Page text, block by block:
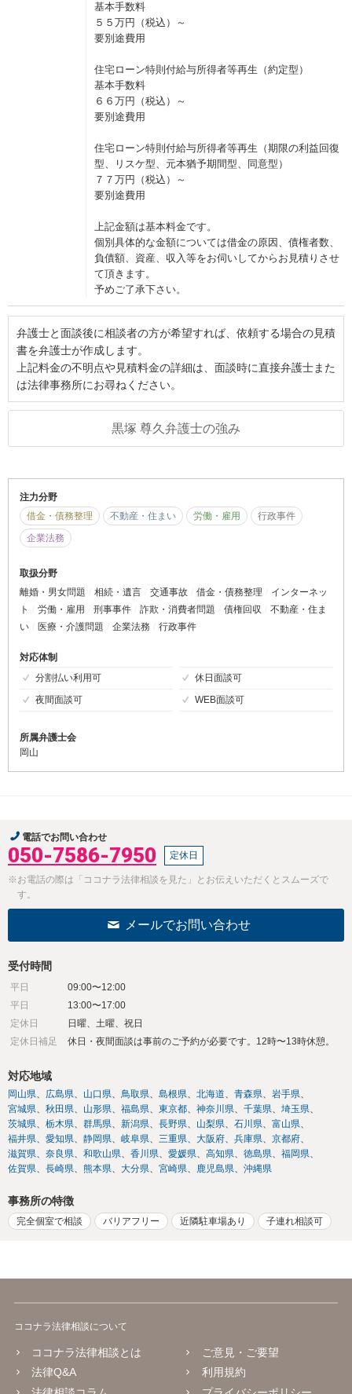
基本手数料
５５万円（税込）～
要別途費用
住宅ローン特則付給与所得者等再生（約定型）
基本手数料
６６万円（税込）～
要別途費用
住宅ローン特則付給与所得者等再生（期限の利益回復
型、リスケ型、元本猶予期間型、同意型）
７７万円（税込）～
要別途費用
上記金額は基本料金です。
個別具体的な金額については借金の原因、債権者数、
負債額、資産、収入等をお伺いしてからお見積りさせ
て頂きます。
予めご了承下さい。
弁護士と面談後に相談者の方が希望すれば、依頼する場合の見積
書を弁護士が作成します。
上記料金の不明点や見積料金の詳細は、面談時に直接弁護士また
は法律事務所にお尋ねください。
黒塚 尊久弁護士の強み
注力分野
借金・債務整理
不動産・住まい 労働・雇用
行政事件
企業法務
取扱分野
離婚・男女問題
相続・遺言 交通事故 借金・債務整理
インターネッ
ト
労働・雇用 刑事事件 詐欺・消費者問題 債権回収
不動産・住ま
い
医療・介護問題 企業法務 行政事件
対応体制
分割払い利用可
休日面談可
夜間面談可
WEB面談可
所属弁護士会
岡山
電話でお問い合わせ
050-7586-7950 定休日
※お電話の際は「ココナラ法律相談を見た」とお伝えいただくとスムーズで
す。
メールでお問い合わせ
受付時間
平日
09:00〜12:00
平日
13:00〜17:00
定休日
日曜、土曜、祝日
定休日補足
休日・夜間面談は事前のご予約が必要です。12時〜13時休憩。
対応地域
岡山県 広島県 山口県 鳥取県 島根県 北海道 青森県
岩手県
宮城県
秋田県 山形県 福島県 東京都 神奈川県 千葉県
埼玉県
茨城県
栃木県 群馬県 新潟県 長野県 山梨県 石川県
富山県
福井県
愛知県 静岡県 岐阜県 三重県 大阪府 兵庫県
京都府
滋賀県
奈良県 和歌山県 香川県 愛媛県 高知県 徳島県
福岡県
佐賀県
長崎県 熊本県 大分県 宮崎県 鹿児島県 沖縄県
事務所の特徴
完全個室で相談 バリアフリー 近隣駐車場あり 子連れ相談可
ココナラ法律相談について
ココナラ法律相談とは
法律Q&A
ご意見・ご要望
利用規約